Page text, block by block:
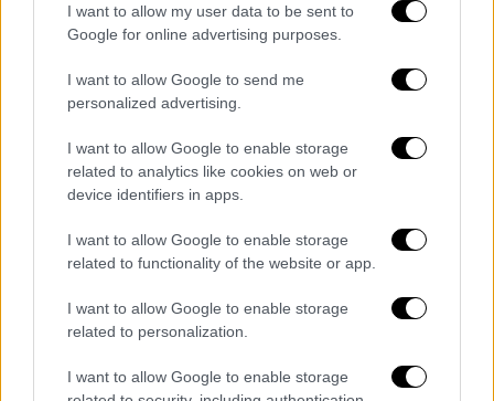
I want to allow my user data to be sent to
Google for online advertising purposes.
I want to allow Google to send me
personalized advertising.
I want to allow Google to enable storage
related to analytics like cookies on web or
device identifiers in apps.
I want to allow Google to enable storage
related to functionality of the website or app.
I want to allow Google to enable storage
related to personalization.
I want to allow Google to enable storage
Web banking
Εκτυπώνω το εκκαθαριστικό ΕΝΦΙΑ
2026.
Χρησιμοποιώ την «Ταυτότητα Οφειλής»,
που αναγράφεται στο εκκαθαριστικό
ΕΝΦΙΑ για να κάνω την πληρωμή στο
web banking.
Οι 3 κατηγορίες που δικαιούνται
έκπτωση στον ΕΝΦΙΑ 2026
εξασφαλίσει ένας ιδιοκτήτης ακινήτου είναι